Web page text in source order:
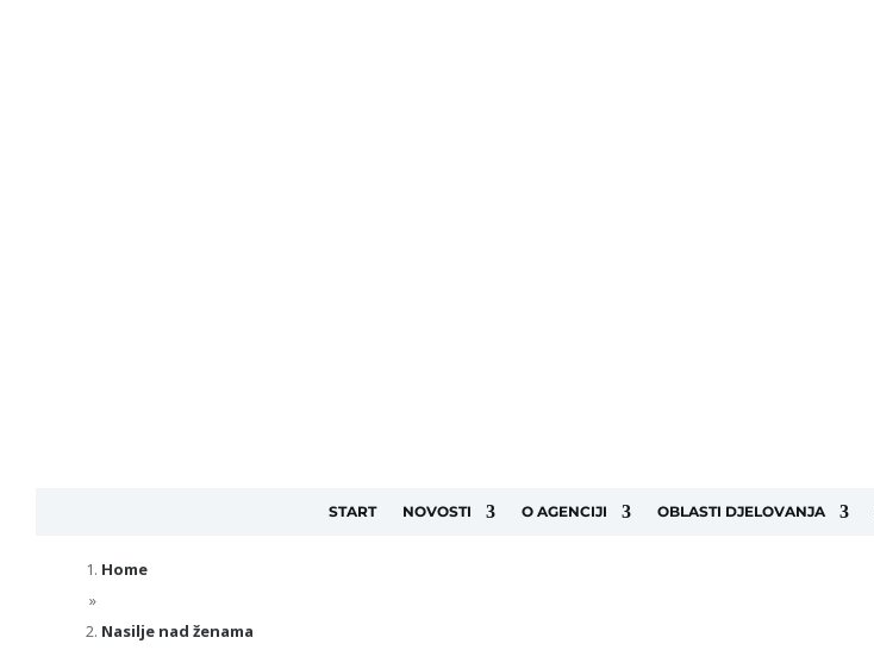
START NOVOSTI O AGENCIJI OBLASTI DJELOVANJA
Home
»
Nasilje nad ženama